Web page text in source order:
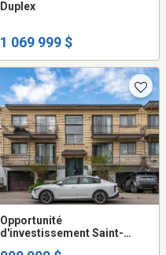
Duplex
1 069 999 $
Opportunité
d'investissement Saint-